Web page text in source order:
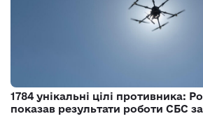
1784 унікальні цілі противника:
показав результати роботи СБС